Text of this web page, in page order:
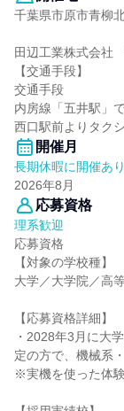
千葉県市原市青柳
田辺工業株式会社
【交通手段】
交通手段
内房線「五井駅」
西口駅前よりタク
開催月
長期休暇に開催あり
2026年8月
応募資格
理系歓迎
応募資格
【対象の学校種】
大学／大学院／高
【応募資格詳細】
・2028年3月に大
定の方で、機械系
※実機を使った体